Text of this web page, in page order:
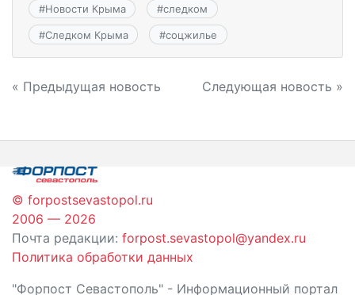
#Новости Крыма #следком
#Следком Крыма #соцжилье
Навигация
записям
« Предыдущая новость Следующая новость »
© forpostsevastopol.ru
2006 — 2026
Почта редакции: forpost.sevastopol@yandex.ru
Политика обработки данных
"Форпост Севастополь" - Информационный портал